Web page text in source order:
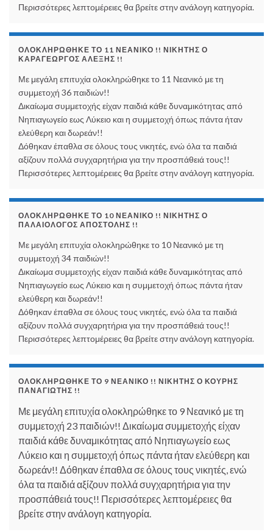
Περισσότερες λεπτομέρειες θα βρείτε στην ανάλογη κατηγορία.
ΟΛΟΚΛΗΡΏΘΗΚΕ ΤΟ 11 ΝΕΑΝΙΚΌ !! ΝΙΚΗΤΉΣ Ο
ΚΑΡΑΓΕΏΡΓΟΣ ΑΛΈΞΗΣ !!
Με μεγάλη επιτυχία ολοκληρώθηκε το 11 Νεανικό με τη
συμμετοχή 36 παιδιών!!
Δικαίωμα συμμετοχής είχαν παιδιά κάθε δυναμικότητας από
Νηπιαγωγείο εως Λύκειο και η συμμετοχή όπως πάντα ήταν
ελεύθερη και δωρεάν!!
Δόθηκαν έπαθλα σε όλους τους νικητές, ενώ όλα τα παιδιά
αξίζουν πολλά συγχαρητήρια για την προσπάθειά τους!!
Περισσότερες λεπτομέρειες θα βρείτε στην ανάλογη κατηγορία.
ΟΛΟΚΛΗΡΏΘΗΚΕ ΤΟ 10 ΝΕΑΝΙΚΌ !! ΝΙΚΗΤΉΣ Ο
ΠΑΛΑΙΟΛΌΓΟΣ ΑΠΟΣΤΌΛΗΣ !!
Με μεγάλη επιτυχία ολοκληρώθηκε το 10 Νεανικό με τη
συμμετοχή 34 παιδιών!!
Δικαίωμα συμμετοχής είχαν παιδιά κάθε δυναμικότητας από
Νηπιαγωγείο εως Λύκειο και η συμμετοχή όπως πάντα ήταν
ελεύθερη και δωρεάν!!
Δόθηκαν έπαθλα σε όλους τους νικητές, ενώ όλα τα παιδιά
αξίζουν πολλά συγχαρητήρια για την προσπάθειά τους!!
Περισσότερες λεπτομέρειες θα βρείτε στην ανάλογη κατηγορία.
ΟΛΟΚΛΗΡΏΘΗΚΕ ΤΟ 9 ΝΕΑΝΙΚΌ !! ΝΙΚΗΤΉΣ Ο ΚΟΥΡΉΣ
ΠΑΝΑΓΙΏΤΗΣ !!
Με μεγάλη επιτυχία ολοκληρώθηκε το 9 Νεανικό με τη
συμμετοχή 23 παιδιών!! Δικαίωμα συμμετοχής είχαν
παιδιά κάθε δυναμικότητας από Νηπιαγωγείο εως
Λύκειο και η συμμετοχή όπως πάντα ήταν ελεύθερη και
δωρεάν!! Δόθηκαν έπαθλα σε όλους τους νικητές, ενώ
όλα τα παιδιά αξίζουν πολλά συγχαρητήρια για την
προσπάθειά τους!! Περισσότερες λεπτομέρειες θα
βρείτε στην ανάλογη κατηγορία.